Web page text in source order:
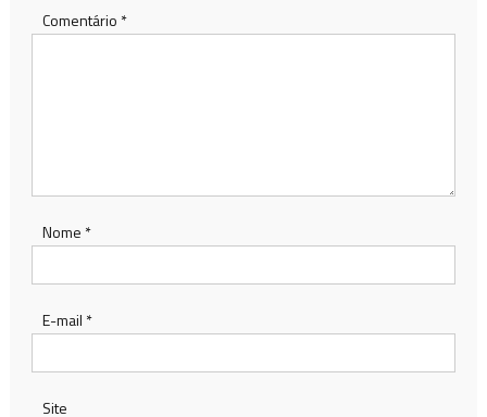
Comentário *
Nome *
E-mail *
Site